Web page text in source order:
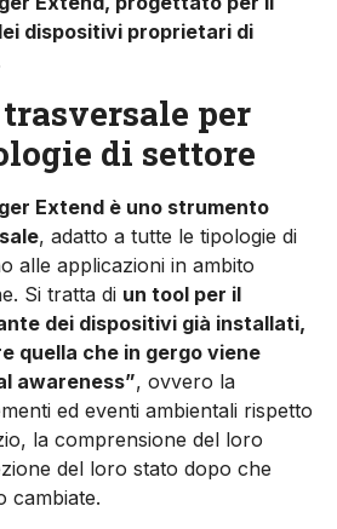
dispositivi proprietari di
per
di settore
Extend è uno strumento
, adatto a tutte le tipologie di
alle applicazioni in am­bito
Si tratta di un tool per il
dei dispositivi già installati,
quella che in gergo viene
awareness”, ovvero la
ed eventi ambientali rispetto
la comprensione del loro
del loro stato dopo che
cambiate.